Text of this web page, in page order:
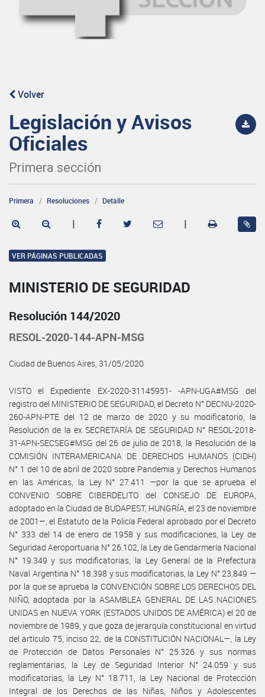
Volver
Legislación y Avisos
Oficiales
Primera sección
Primera Resoluciones Detalle
| |
VER PÁGINAS PUBLICADAS
MINISTERIO DE SEGURIDAD
Resolución 144/2020
RESOL-2020-144-APN-MSG
Ciudad de Buenos Aires, 31/05/2020
VISTO el Expediente EX-2020-31145951- -APN-UGA#MSG del
registro del MINISTERIO DE SEGURIDAD, el Decreto N° DECNU-2020-
260-APN-PTE del 12 de marzo de 2020 y su modificatorio, la
Resolución de la ex SECRETARÍA DE SEGURIDAD N° RESOL-2018-
31-APN-SECSEG#MSG del 26 de julio de 2018, la Resolución de la
COMISIÓN INTERAMERICANA DE DERECHOS HUMANOS (CIDH)
N° 1 del 10 de abril de 2020 sobre Pandemia y Derechos Humanos
en las Américas, la Ley N° 27.411 —por la que se aprueba el
CONVENIO SOBRE CIBERDELITO del CONSEJO DE EUROPA,
adoptado en la Ciudad de BUDAPEST, HUNGRÍA, el 23 de noviembre
de 2001—, el Estatuto de la Policía Federal aprobado por el Decreto
N° 333 del 14 de enero de 1958 y sus modificaciones, la Ley de
Seguridad Aeroportuaria N° 26.102, la Ley de Gendarmería Nacional
N° 19.349 y sus modificatorias, la Ley General de la Prefectura
Naval Argentina N° 18.398 y sus modificatorias, la Ley N° 23.849 —
por la que se aprueba la CONVENCIÓN SOBRE LOS DERECHOS DEL
NIÑO, adoptada por la ASAMBLEA GENERAL DE LAS NACIONES
UNIDAS en NUEVA YORK (ESTADOS UNIDOS DE AMÉRICA) el 20 de
noviembre de 1989, y que goza de jerarquía constitucional en virtud
del artículo 75, inciso 22, de la CONSTITUCIÓN NACIONAL—, la Ley
de Protección de Datos Personales N° 25.326 y sus normas
reglamentarias, la Ley de Seguridad Interior N° 24.059 y sus
modificatorias, la Ley N° 18.711, la Ley Nacional de Protección
Integral de los Derechos de las Niñas, Niños y Adolescentes